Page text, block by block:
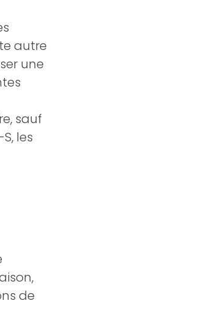
autre
une
sauf
les
de